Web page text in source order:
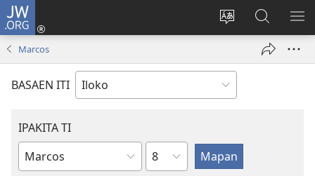
JW.ORG
Baliwan
lengguahe
ti
site
Ag-
log
(manglukat
iti
Agbirok
iti
JW.ORG
Marcos
BASAEN ITI
IPAKITA TI
Libro
Kapitulo